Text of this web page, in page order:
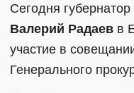
Сегодня
Валерий Радаев в
участие в
Генерального